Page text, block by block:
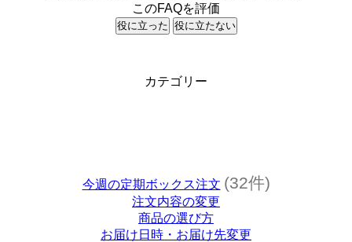
このFAQを評価
役に立った 役に立たない
カテゴリー
今週の定期ボックス注文 (32件)
注文内容の変更
商品の選び方
お届け日時・お届け先変更